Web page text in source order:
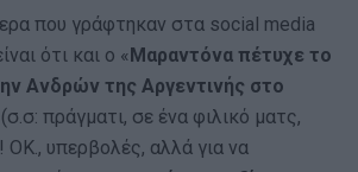
που γράφτηκαν στα social media
ότι και ο «Μαραντόνα πέτυχε το
Ανδρών της Αργεντινής στο
πράγματι, σε ένα φιλικό ματς,
υπερβολές, αλλά για να